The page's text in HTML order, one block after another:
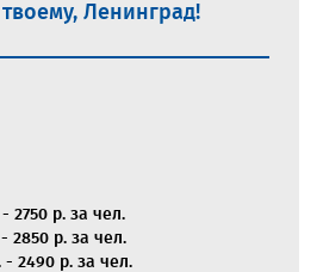
Ленинград!
2750 р. за чел.
2850 р. за чел.
- 2490 р. за чел.